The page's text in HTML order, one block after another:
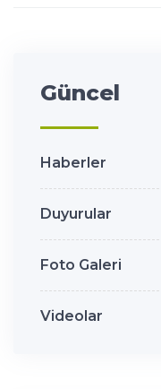
Güncel
Haberler
Duyurular
Foto Galeri
Videolar